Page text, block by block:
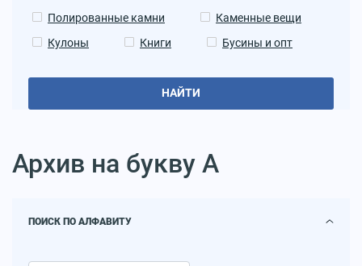
Полированные камни
Каменные вещи
Кулоны
Книги Бусины и опт
НАЙТИ
Архив на букву А
ПОИСК ПО АЛФАВИТУ